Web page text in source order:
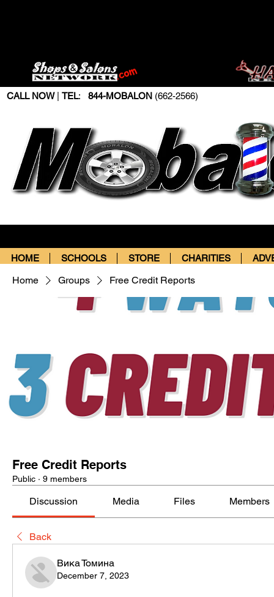
CALL NOW| TEL: 844-MOBALON (662-2566)
HOME SCHOOLS STORE CHARITIES
Home Groups Free Credit Reports
Free Credit Reports
Public · 9 members
Discussion Media Files Members
Back
Вика Томина
December 7, 2023